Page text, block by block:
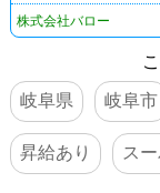
株式会社バロー
岐阜県
岐阜市
昇給あり ス